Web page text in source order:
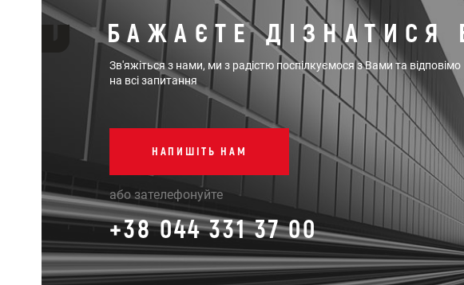
БАЖАЄТЕ ДІЗНАТИСЯ
Зв'яжіться з нами, ми з радістю поспілкуємося з Вами та відповімо
на всі запитання
НАПИШІТЬ НАМ
або зателефонуйте
+38 044 331 37 00